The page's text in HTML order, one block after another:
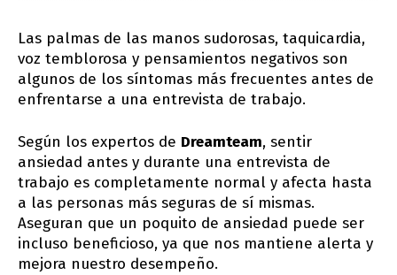
Las palmas de las manos sudorosas, taquicardia,
voz temblorosa y pensamientos negativos son
algunos de los síntomas más frecuentes antes de
enfrentarse a una entrevista de trabajo.
Según los expertos de Dreamteam, sentir
ansiedad antes y durante una entrevista de
trabajo es completamente normal y afecta hasta
a las personas más seguras de sí mismas.
Aseguran que un poquito de ansiedad puede ser
incluso beneficioso, ya que nos mantiene alerta y
mejora nuestro desempeño.